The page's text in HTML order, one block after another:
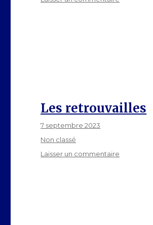
Les retrouvailles
Publié
7 septembre 2023
Catégories
Non classé
Laisser un commentaire